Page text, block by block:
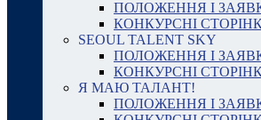
ПОЛОЖЕННЯ І
КОНКУРСНІ
SEOUL TALENT SKY
ПОЛОЖЕННЯ І
КОНКУРСНІ
Я МАЮ ТАЛАНТ!
ПОЛОЖЕННЯ І